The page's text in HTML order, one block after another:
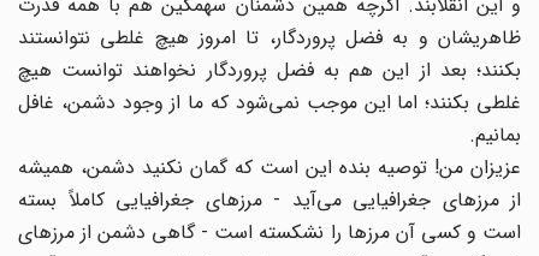
ظاهریشان و به فضل پروردگار، تا امروز هیچ غلطى نتوانستند
بکنند؛ بعد از این هم به فضل پروردگار نخواهند توانست هیچ
غلطى بکنند؛ اما این موجب نمى‌شود که ما از وجود دشمن، غافل
بمانیم.
عزیزان من! توصیه بنده این است که گمان نکنید دشمن، همیشه
از مرزهاى جغرافیایى مى‌آید - مرزهاى جغرافیایى کاملاً بسته
است و کسى آن مرزها را نشکسته است - گاهى دشمن از مرزهاى